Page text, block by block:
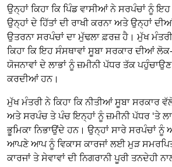
ਉਨ੍ਹਾਂ ਕਿਹਾ ਕਿ ਪਿੰਡ ਵਾਸੀਆਂ ਨੇ ਸਰਪੰਚਾਂ ਨੂੰ
ਉਨ੍ਹਾਂ ਦੇ ਹਿੱਤਾਂ ਦੀ ਰਾਖੀ ਕਰਨਾ ਅਤੇ ਉਨ੍ਹਾਂ
ਉਤਰਨਾ ਸਰਪੰਚਾਂ ਦਾ ਮੁੱਢਲਾ ਫ਼ਰਜ਼ ਹੈ। ਮੁੱਖ
ਕਿਹਾ ਕਿ ਇਹ ਸੰਸਥਾਵਾਂ ਸੂਬਾ ਸਰਕਾਰ ਦੀਆਂ
ਯੋਜਨਾਵਾਂ ਦੇ ਲਾਭਾਂ ਨੂੰ ਜ਼ਮੀਨੀ ਪੱਧਰ ਤੱਕ
ਕਰਦੀਆਂ ਹਨ।
ਮੁੱਖ ਮੰਤਰੀ ਨੇ ਕਿਹਾ ਕਿ ਨੀਤੀਆਂ ਸੂਬਾ ਸਰਕਾਰ
ਅਤੇ ਸਰਪੰਚ ਤੇ ਪੰਚ ਇਨ੍ਹਾਂ ਨੂੰ ਜ਼ਮੀਨੀ ਪੱਧਰ ‘ਤੇ
ਭੂਮਿਕਾ ਨਿਭਾਉਂਦੇ ਹਨ। ਉਨ੍ਹਾਂ ਸਾਰੇ ਸਰਪੰਚਾਂ ਨੂੰ
ਆਪਣੇ ਆਪ ਨੂੰ ਵਿਕਾਸ ਕਾਰਜਾਂ ਲਈ ਮੁੜ
ਕਾਰਜਾਂ ਤੇ ਸੇਵਾਵਾਂ ਦੀ ਨਿਗਰਾਨੀ ਪੂਰੀ ਤਨਦੇਹੀ